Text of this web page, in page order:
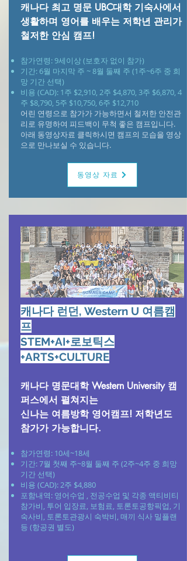
​캐나다 최고 명문 UBC대학 기숙사에서
생활하며 영어를 배우는 저학년 관리가
철저한 안심 캠프!
참가연령: 9세이상 (보호자 없이 참가)
기간: 6월 마지막 주 ~ 8월 둘째 주 (1주~6주 중 희
망 기간 선택)
비용 (CAD): 1주 $2,910, 2주 $4,870, 3주 $6,870, 4
주 $8,790, 5주 $10,750, 6주 $12,710
어린 연령으로 참가가 가능하면서 철저한 안전관
리로 유명하여 피드백이 무척 좋은 캠프입니다.
아래 동영상자료 클릭하시면 캠프의 모습을 영상
으로 만나보실 수 있습니다.
동영상 자료
캐나다 런던, Western U 여름캠
프
STEM+AI+로보틱스
+ARTS+CULTURE
캐나다 명문대학 Western University 캠
퍼스에서 펼쳐지는
신나는 여름방학 영어캠프! 저학년도
참가가 가능합니다.
참가연령: 10세~18세
​기간: 7월 첫째 주~8월 둘째 주 (2주~4주 중 희망
기간 선택)
비용 (CAD):2주 $4,880
포함내역: 영어수업 , 전공수업 및 각종 액티비티
참가비, 투어 입장료, 보험료, 토론토공항픽업, 기
숙사비, 토론토관광시 숙박비, 매끼 식사 밀플랜
등 (항공권 별도)